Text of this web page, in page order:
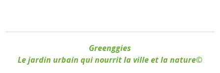
Greenggies
Le jardin urbain qui nourrit la ville et la nature©